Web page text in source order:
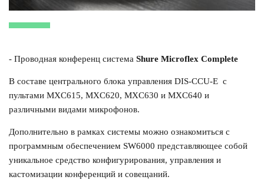
- Проводная конференц система Shure Microflex Complete
В составе центрального блока управления DIS-CCU-E с
пультами MXC615, MXC620, MXC630 и MXC640 и
различными видами микрофонов.
Дополнительно в рамках системы можно ознакомиться с
программным обеспечением SW6000 представляющее собой
уникальное средство конфигурирования, управления и
кастомизации конференций и совещаний.